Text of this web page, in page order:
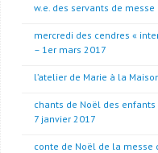
w.e. des servants de
mercredi des cendres «
– 1er mars 2017
l’atelier de Marie à la
chants de Noël des
7 janvier 2017
conte de Noël de la messe